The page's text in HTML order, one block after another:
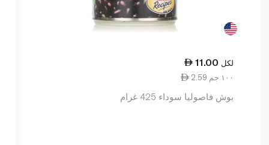
11.00 لكل
2.59 ١٠٠ جم
بوش فاصوليا سوداء 425 غرام